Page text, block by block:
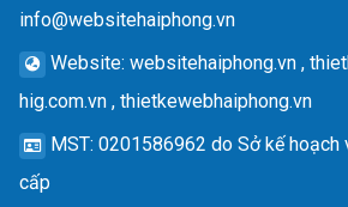
info@websitehaiphong.vn
Website: websitehaiphong.vn ,
hig.com.vn , thietkewebhaiphong.vn
MST: 0201586962 do Sở kế
cấp